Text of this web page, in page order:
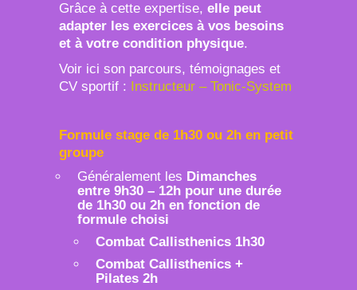
Grâce à cette expertise, elle peut
adapter les exercices à vos besoins
et à votre condition physique.
Voir ici son parcours, témoignages et
CV sportif :
Instructeur – Tonic-System
Formule stage de 1h30 ou 2h en petit
groupe
Généralement les Dimanches
entre 9h30 – 12h pour une durée
de 1h30 ou 2h en fonction de
formule choisi
Combat Callisthenics 1h30
Combat Callisthenics +
Pilates 2h